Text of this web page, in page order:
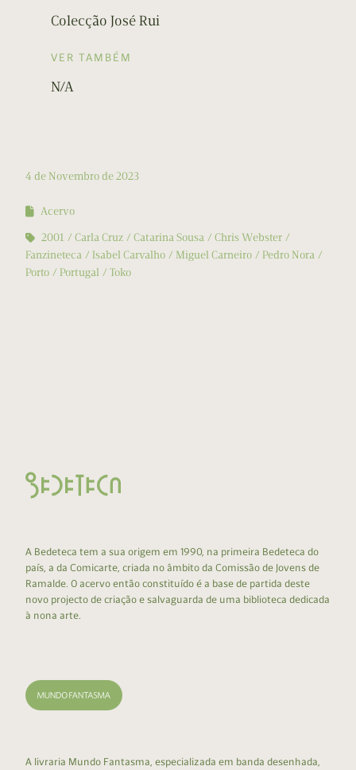
Colecção José Rui
VER TAMBÉM
N/A
4 de Novembro de 2023
Acervo
2001
Carla Cruz Catarina Sousa
Chris Webster
Fanzineteca
Isabel Carvalho Miguel Carneiro
Pedro Nora
Porto
Portugal Toko
A Bedeteca tem a sua origem em 1990, na primeira Bedeteca do
país, a da Comicarte, criada no âmbito da Comissão de Jovens de
Ramalde. O acervo então constituído é a base de partida deste
novo projecto de criação e salvaguarda de uma biblioteca dedicada
à nona arte.
A livraria Mundo Fantasma, especializada em banda desenhada,